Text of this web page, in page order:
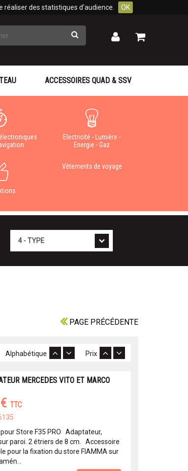
des statistiques d'audience. OK
Rechercher Mon
Mon
Electricité - Lumière -
Energie - Gaz
Vêtements de voyage
ACCESSOIRES QUAD & SSV
PAGE PRÉCÉDENTE
Prix
Alphabétique
MERCEDES VITO ET MARCO
TTC
Store F35 PRO Adaptateur,
paroi. 2 étriers de 8 cm. Accessoire
pour la fixation du store FIAMMA sur